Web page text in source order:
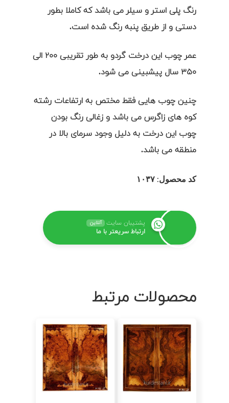
رنگ پلی استر و سیلر می باشد که کاملا بطور
دستی و از طریق پنبه رنگ شده است.
عمر چوب این درخت گردو به طور تقریبی ۲۰۰ الی
۳۵۰ سال پیشبینی می شود.
چنین چوب هایی فقط مختص به ارتفاعات رشته
کوه های زاگرس می باشد و زغالی رنگ بودن
چوب این درخت به دلیل وجود سرمای بالا در
منطقه می باشد.
کد محصول: ۱۰۳۷
پشتیبان سایت آنلاین
ارتباط سریعتر با ما
محصولات مرتبط